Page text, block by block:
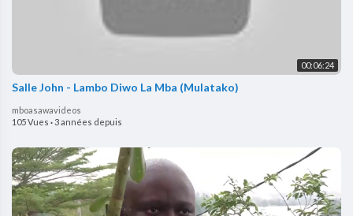
00:06:24
Salle John - Lambo Diwo La Mba (Mulatako)
mboasawavideos
105 Vues ·3 années depuis